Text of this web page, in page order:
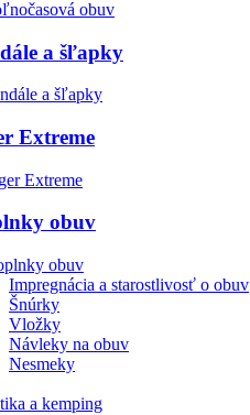
a šľapky
Extreme
obuv
Impregnácia a starostlivosť o obuv
Šnúrky
Vložky
Návleky na obuv
Nesmeky
a kemping